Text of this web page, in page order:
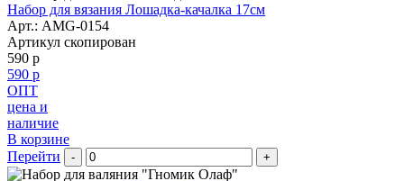
Набор для вязания Лошадка-качалка 17см
Арт.: AMG-0154
Артикул скопирован
590 р
590 р
ОПТ
цена и
наличие
В корзине
Перейти
- +